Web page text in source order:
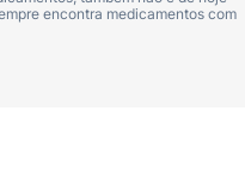
encontra medicamentos com